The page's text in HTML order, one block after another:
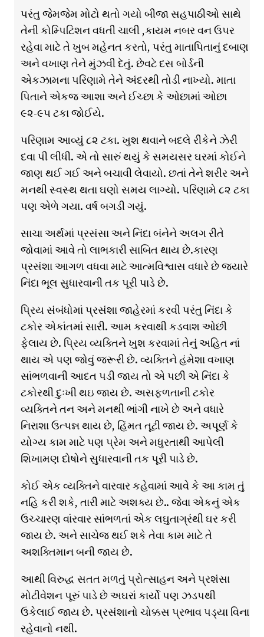
પરંતુ જેમજેમ મોટો થતો ગયો બીજા સહપાઠીઓ સાથે
તેની કોમ્પિટિશન વધતી ચાલી ,કાયમ નબર વન ઉપર
રહેવા માટે તે ખુબ મહેનત કરતો, પરંતુ માતાપિતાનું દબાણ
અને વખાણ તેને મુંઝવી દેતું. છેવટે દસ બોર્ડની
એકઝામના પરિણામે તેને અંદરથી તોડી નાખ્યો. માતા
પિતાને એકજ આશા અને ઈચ્છા કે ઓછામાં ઓછા
૯૨-૯૫ ટકા જોઈયે.
પરિણામ આવ્યું ૮૨ ટકા. ખુશ થવાને બદલે રીકેને ઝેરી
દવા પી લીધી. એ તો સારું થયું કે સમયસર ઘરમાં કોઈને
જાણ થઈ ગઈ અને બચાવી લેવાયો. છતાં તેને શરીર અને
મનથી સ્વસ્થ થતા ઘણો સમય લાગ્યો. પરિણામે ૮૨ ટકા
પણ એળે ગયા. વર્ષ બગડી ગયું.
સાચા અર્થમાં પ્રસંસા અને નિંદા બંનેને અલગ રીતે
જોવામાં આવે તો લાભકારી સાબિત થાય છે.કારણ
પ્રસંશા આગળ વધવા માટે આત્મવિશ્વાસ વધારે છે જયારે
નિંદા ભૂલ સુધારવાની તક પૂરી પાડે છે.
પ્રિય સંબંધોમાં પ્રસંશા જાહેરમાં કરવી પરંતુ નિંદા કે
ટકોર એકાંતમાં સારી. આમ કરવાથી કડવાશ ઓછી
ફેલાય છે. પ્રિય વ્યક્તિને ખુશ કરવામાં તેનું અહિત નાં
થાય એ પણ જોવું જરૂરી છે. વ્યક્તિને હંમેશા વખાણ
સાંભળવાની આદત પડી જાય તો એ પછી એ નિંદા કે
ટકોરથી દુઃખી થઇ જાય છે. અસફળતાની ટકોર
વ્યક્તિને તન અને મનથી ભાંગી નાખે છે અને વધારે
નિરાશા ઉત્પન્ન થાય છે, હિંમત તૂટી જાય છે. અપૂર્ણ કે
યોગ્ય કામ માટે પણ પ્રેમ અને મધુરતાથી આપેલી
શિખામણ દોષોને સુધારવાની તક પૂરી પાડે છે.
કોઈ એક વ્યક્તિને વારવાર કહેવામાં આવે કે આ કામ તું
નહિ કરી શકે, તારી માટે અશક્ય છે.. જેવા એકનું એક
ઉચ્ચારણ વાંરવાર સાંભળતાં એક લઘુતાગ્રંથી ઘર કરી
જાય છે. અને સાચેજ થઈ શકે તેવા કામ માટે તે
અશક્તિમાન બની જાય છે.
આથી વિરુદ્ધ સતત મળતું પ્રોત્સાહન અને પ્રશંસા
મોટીવેશન પૂરું પાડે છે અઘરાં કાર્યો પણ ઝડપથી
ઉકેલાઈ જાય છે. પ્રસંશાનો ચોક્કસ પ્રભાવ પડ્યા વિના
રહેવાનો નથી.